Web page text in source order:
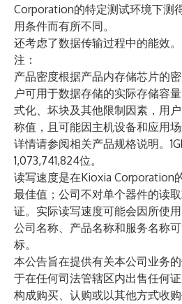
Corporation的特定测试环境下测
用条件而有所不同。
还考虑了数据传输过程中的能效。
注：
产品密度根据产品内存储芯片的
户可用于数据存储的实际存储容
式化、坏块及其他限制因素，用
称值，且可能因主机设备和应用场
详情请参阅相关产品规格说明。
1,073,741,824位。
读写速度是在Kioxia Corporation
最佳值；公司不对单个器件的读
证。实际读写速度可能会因所使用
公司名称、产品名称和服务名称
标。
本公告旨在提供有关本公司业务
于在任何司法管辖区内出售任何
构成购买、认购或以其他方式收